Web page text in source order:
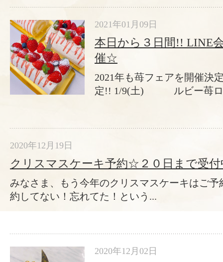
2021年01月09日
本日から３日間!! LINE
催☆
2021年も苺フェアを開催決
定!! 1/9(土) ルビー苺ロ
2020年12月19日
クリスマスケーキ予約☆２０日まで受付
みなさま、もう今年のクリスマスケーキはご
約してない！忘れてた！という...
2020年12月02日